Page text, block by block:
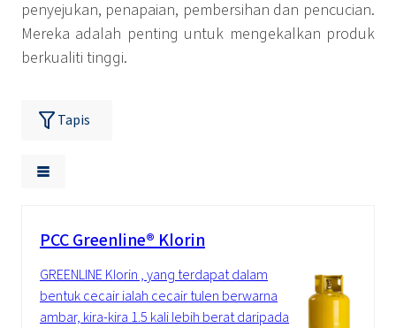
penyejukan, penapaian, pembersihan dan pencucian.
Mereka adalah penting untuk mengekalkan produk
berkualiti tinggi.
Tapis
PCC Greenline® Klorin
GREENLINE Klorin , yang terdapat dalam
bentuk cecair ialah cecair tulen berwarna
ambar, kira-kira 1.5 kali lebih berat daripada